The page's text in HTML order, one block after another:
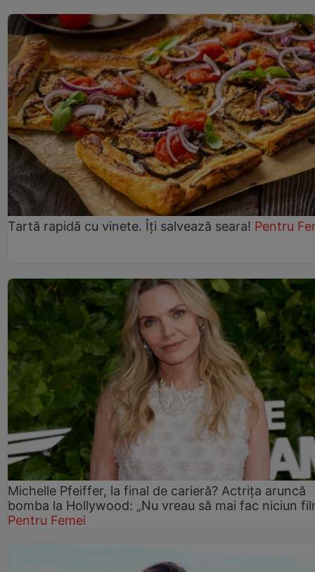
Tartă rapidă cu vinete. Îți salvează seara! Pentru
Michelle Pfeiffer, la final de carieră? Actrița aruncă
bomba la Hollywood: „Nu vreau să mai fac niciun
Pentru Femei